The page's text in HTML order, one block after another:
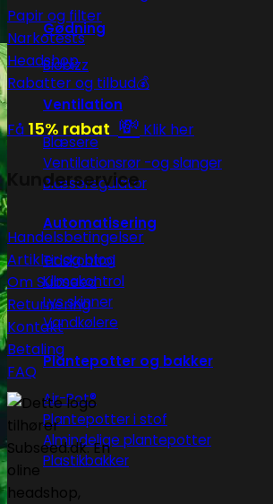
Gødning
Biobizz
Ventilation
Blæsere
Ventilationsrør -og slanger
Blæseregulator
Automatisering
Tidskontrol
Klimakontrol
Lys skinner
Vandkølere
Plantepotter og bakker
Air-Pot®
Plantepotter i stof
Almindelige plantepotter
Plastikbakker
Papir og filter
Narkotests
Headshop
Rabatter og tilbud💰
Få 15% rabat 💸 Klik her
Kunderservice
Handelsbetingelser
Artikler og blog
Om Subseed
Returnering
Kontakt
Betaling
FAQ